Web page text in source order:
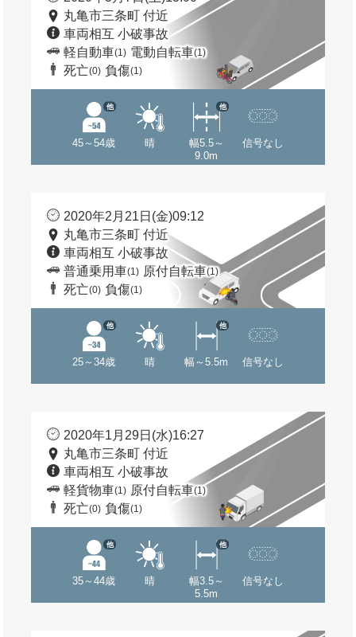
丸亀市三条町 付近
車両相互 小破事故
軽自動車(1) 電動自転車(1)
死亡(0) 負傷(1)
45～54歳
他
晴
幅5.5～
9.0m
他
信号なし
2020年2月21日(金)09:12
丸亀市三条町 付近
車両相互 小破事故
普通乗用車(1) 原付自転車(1)
死亡(0) 負傷(1)
25～34歳
他
晴 幅～5.5m
他
信号なし
2020年1月29日(水)16:27
丸亀市三条町 付近
車両相互 小破事故
軽貨物車(1) 原付自転車(1)
死亡(0) 負傷(1)
35～44歳
他
晴
幅3.5～
5.5m
他
信号なし